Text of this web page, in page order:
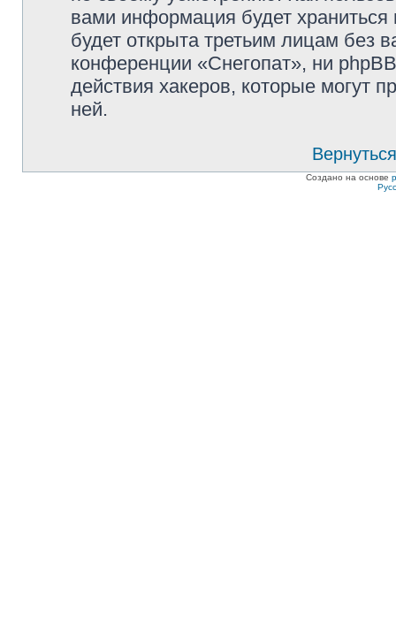
вами информация будет
будет открыта третьим лицам без
конференции «Снегопат», ни
действия хакеров, которые могут
ней.
Создано на основе